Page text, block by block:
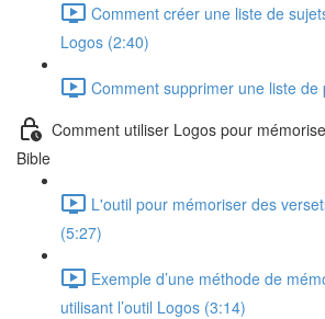
Comment créer une liste de
Logos (2:40)
Comment supprimer une liste de
Comment utiliser Logos pour
Bible
L'outil pour mémoriser des
(5:27)
Exemple d’une méthode de
utilisant l’outil Logos (3:14)